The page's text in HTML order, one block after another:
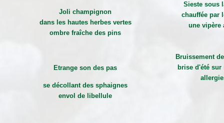
Joli champignon
dans les hautes herbes vertes
ombre fraîche des pins
Etrange son des pas
se décollant des sphaignes
envol de libellule
Sieste sous
chauffée par
une vipère
Bruissement
brise d'été sur